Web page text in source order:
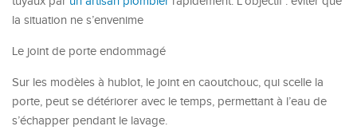
la situation ne s’envenime
Le joint de porte endommagé
Sur les modèles à hublot, le joint en caoutchouc, qui scelle la
porte, peut se détériorer avec le temps, permettant à l’eau de
s’échapper pendant le lavage.